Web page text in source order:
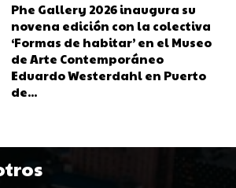
Phe Gallery 2026 inaugura su
novena edición con la colectiva
‘Formas de habitar’ en el Museo
de Arte Contemporáneo
Eduardo Westerdahl en Puerto
de...